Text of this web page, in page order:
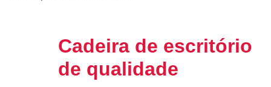
Cadeira de escritório
de qualidade